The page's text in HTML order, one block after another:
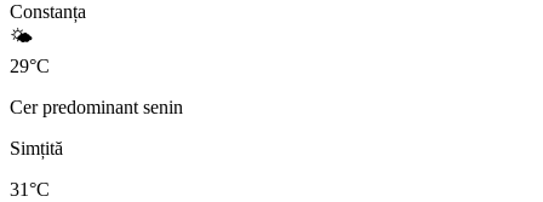
Constanța
🌤️
29°C
Cer predominant senin
Simțită
31°C